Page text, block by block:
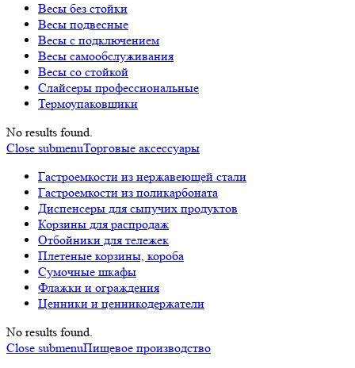
Весы без стойки
Весы подвесные
Весы с подключением
Весы самообслуживания
Весы со стойкой
Слайсеры профессиональные
Термоупаковщики
No results found.
Close submenuТорговые аксессуары
Гастроемкости из нержавеющей стали
Гастроемкости из поликарбоната
Диспенсеры для сыпучих продуктов
Корзины для распродаж
Отбойники для тележек
Плетеные корзины, короба
Сумочные шкафы
Флажки и ограждения
Ценники и ценникодержатели
No results found.
Close submenuПищевое производство